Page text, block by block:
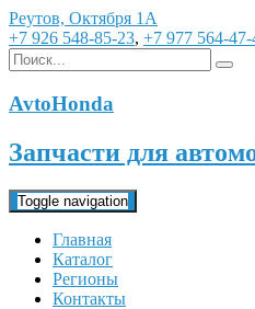
Реутов, Октября 1А
+7 926 548-85-23, +7 977 564-47-
AvtoHonda
Запчасти для
Toggle navigation
Главная
Каталог
Регионы
Контакты